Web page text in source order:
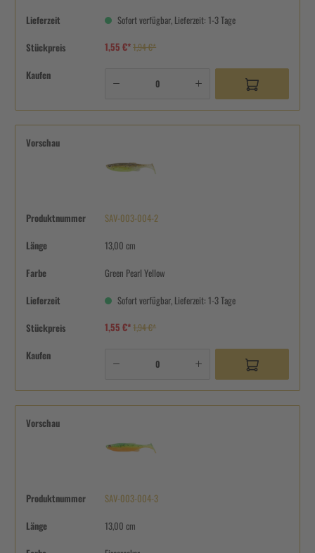
Lieferzeit Sofort verfügbar, Lieferzeit: 1-3 Tage
Stückpreis 1,55 €*1,94 €*
Kaufen
Vorschau
Produktnummer SAV-003-004-2
Länge 13,00 cm
Farbe Green Pearl Yellow
Lieferzeit Sofort verfügbar, Lieferzeit: 1-3 Tage
Stückpreis 1,55 €*1,94 €*
Kaufen
Vorschau
Produktnummer SAV-003-004-3
Länge 13,00 cm